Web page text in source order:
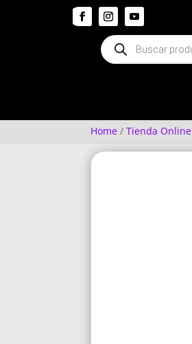
Búsqueda
de
productos
Home / Tienda Online